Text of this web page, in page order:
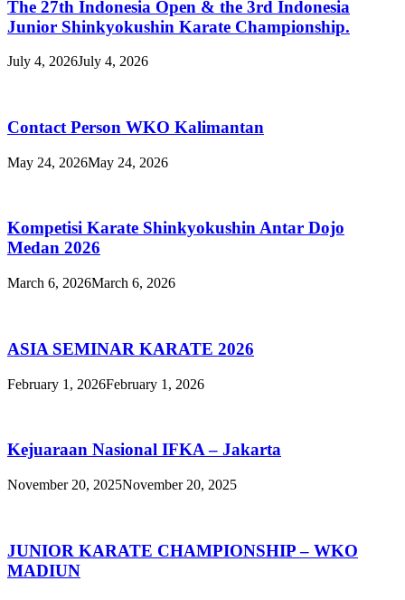
The 27th Indonesia Open & the 3rd Indonesia
Junior Shinkyokushin Karate Championship.
July 4, 2026July 4, 2026
Contact Person WKO Kalimantan
May 24, 2026May 24, 2026
Kompetisi Karate Shinkyokushin Antar Dojo
Medan 2026
March 6, 2026March 6, 2026
ASIA SEMINAR KARATE 2026
February 1, 2026February 1, 2026
Kejuaraan Nasional IFKA – Jakarta
November 20, 2025November 20, 2025
JUNIOR KARATE CHAMPIONSHIP – WKO
MADIUN